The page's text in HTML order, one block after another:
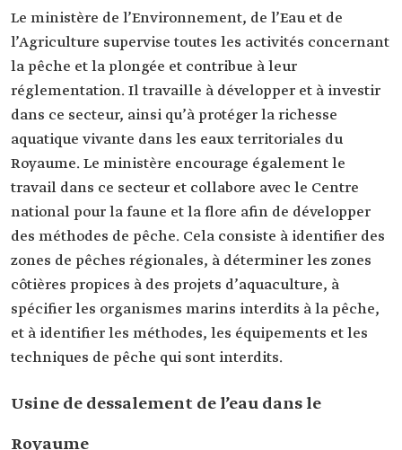
Le ministère de l’Environnement, de l’Eau et de
l’Agriculture supervise toutes les activités concernant
la pêche et la plongée et contribue à leur
réglementation. Il travaille à développer et à investir
dans ce secteur, ainsi qu’à protéger la richesse
aquatique vivante dans les eaux territoriales du
Royaume. Le ministère encourage également le
travail dans ce secteur et collabore avec le Centre
national pour la faune et la flore afin de développer
des méthodes de pêche. Cela consiste à identifier des
zones de pêches régionales, à déterminer les zones
côtières propices à des projets d’aquaculture, à
spécifier les organismes marins interdits à la pêche,
et à identifier les méthodes, les équipements et les
techniques de pêche qui sont interdits.
Usine de dessalement de l’eau dans le
Royaume